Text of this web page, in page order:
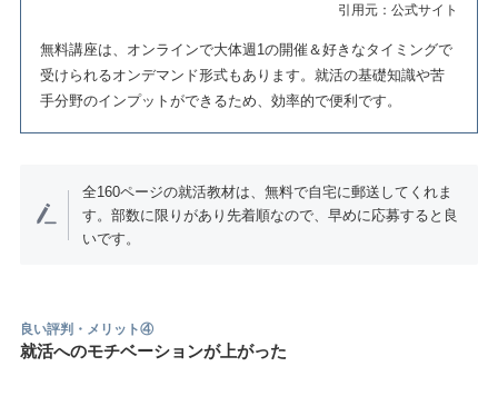
引用元：公式サイト
無料講座は、オンラインで大体週1の開催＆好きなタイミングで
受けられるオンデマンド形式もあります。就活の基礎知識や苦
手分野のインプットができるため、効率的で便利です。
全160ページの就活教材は、無料で自宅に郵送してくれま
す。部数に限りがあり先着順なので、早めに応募すると良
いです。
良い評判・メリット④
就活へのモチベーションが上がった